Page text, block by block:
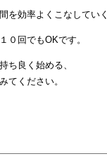
を効率よくこなしてい
０回でもOKです。
ち良く始める、
てください。